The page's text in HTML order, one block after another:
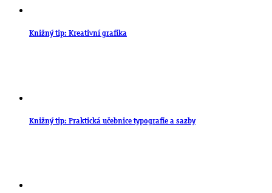
Knižný tip: Kreativní grafika
Knižný tip: Praktická učebnice typografie a sazby